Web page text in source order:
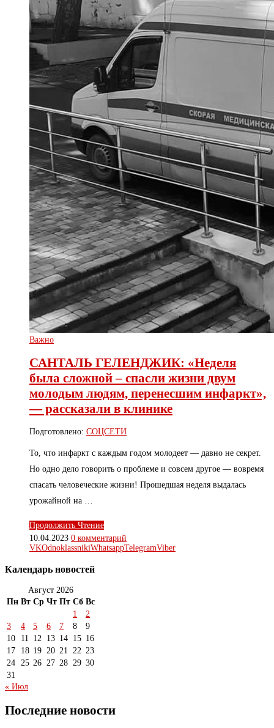
Важно
САНТАЛЬ ГЕЛЕНДЖИК: «Неделя
была сложной – спасли жизни двум
молодым людям, перенесшим инфаркт»,
— рассказали в клинике
Подготовлено: СОЦСЕТИ
То, что инфаркт с каждым годом молодеет — давно не секрет.
Но одно дело говорить о проблеме и совсем другое — вовремя
спасать человеческие жизни! Прошедшая неделя выдалась
урожайной на …
Продолжить Чтение
10.04.2023 0 комментарий
VKOdnoklassnikiWhatsappTelegramViber
Календарь новостей
Август 2026
Пн Вт Ср Чт Пт Сб Вс
1
2
3
4 5 6 7 8
9
10
11 12 13 14 15 16
17
18 19 20 21 22 23
24 25 26 27 28 29 30
31
« Июл
Последние новости